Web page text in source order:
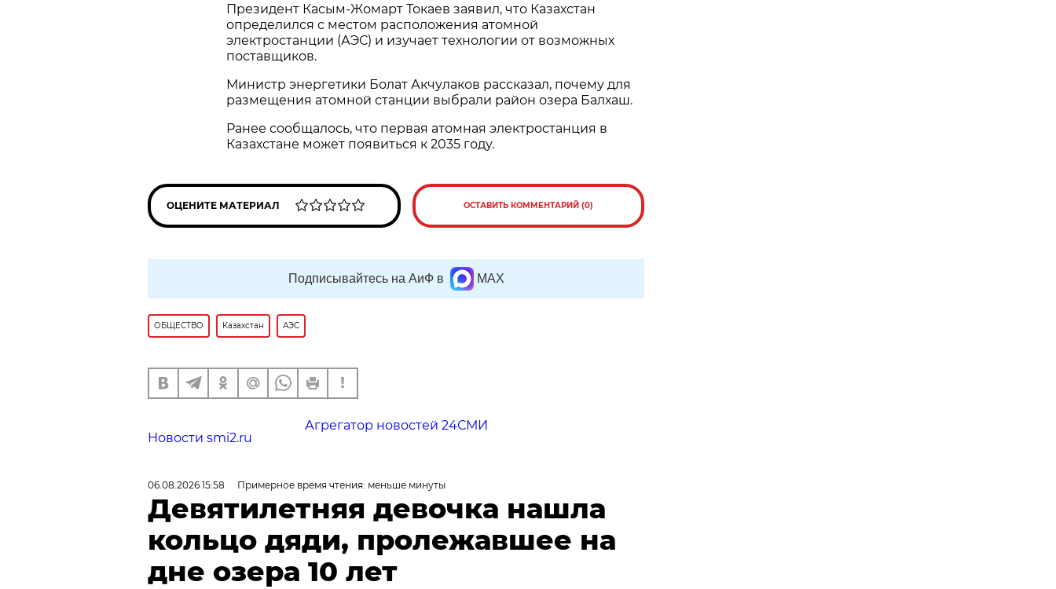
Президент Касым-Жомарт Токаев заявил, что Казахстан
определился с местом расположения атомной
электростанции (АЭС) и изучает технологии от возможных
поставщиков.
Министр энергетики Болат Акчулаков рассказал, почему для
размещения атомной станции выбрали район озера Балхаш.
Ранее сообщалось, что первая атомная электростанция в
Казахстане может появиться к 2035 году.
ОЦЕНИТЕ МАТЕРИАЛ ОСТАВИТЬ КОММЕНТАРИЙ (0)
Подписывайтесь на АиФ в MAX
ОБЩЕСТВО Казахстан АЭС
Агрегатор новостей 24СМИ
Новости smi2.ru
06.08.2026 15:58 Примерное время чтения: меньше минуты
Девятилетняя девочка нашла
кольцо дяди, пролежавшее на
дне озера 10 лет